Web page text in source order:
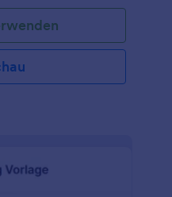
als 20 verfügbaren
darunter Square,
Anmeldeformular
ist vollständig
Daten wie